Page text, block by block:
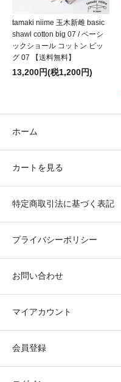
tamaki niime 玉木新雌 basic
shawl cotton big 07 / ベーシ
ックショール コットン ビッ
グ 07 【送料無料】
13,200円(税1,200円)
ホーム
カートを見る
特定商取引法に基づく表記
プライバシーポリシー
お問い合わせ
マイアカウント
会員登録